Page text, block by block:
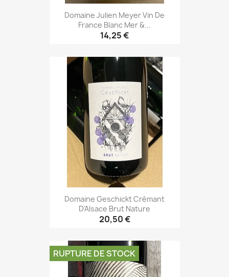
Domaine Julien Meyer Vin De
France Blanc Mer &...
14,25 €
Domaine Geschickt Crémant
D'Alsace Brut Nature
20,50 €
RUPTURE DE STOCK